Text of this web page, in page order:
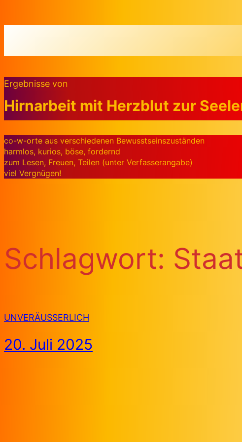
Ergebnisse von
Hirnarbeit mit Herzblut zur
co-w-orte aus verschiedenen Bewusstseinszuständen
harmlos, kurios, böse, fordernd
zum Lesen, Freuen, Teilen (unter Verfasserangabe)
viel Vergnügen!
Schlagwort:
UNVERÄUSSERLICH
20. Juli 2025